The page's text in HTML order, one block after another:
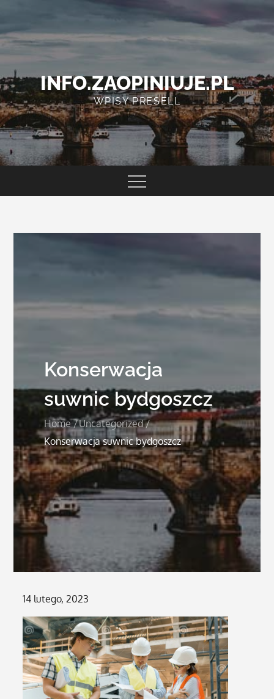
content
INFO.ZAOPINIUJE.PL
WPISY PRESELL
Konserwacja
suwnic bydgoszcz
Home
Uncategorized
Konserwacja suwnic bydgoszcz
Posted
on
14 lutego, 2023